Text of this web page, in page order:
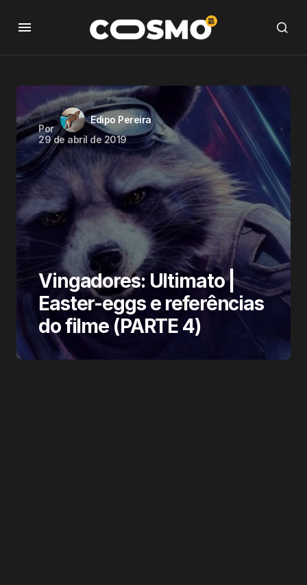
Por
Edipo Pereira
29 de abril de 2019
Vingadores: Ultimato |
Easter-eggs e referências
do filme (PARTE 4)